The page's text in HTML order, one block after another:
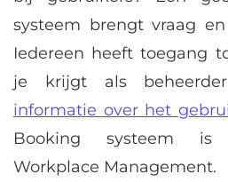
systeem brengt vraag
Iedereen heeft toegang
je krijgt als
informatie over het
Booking systeem is
Workplace Management.